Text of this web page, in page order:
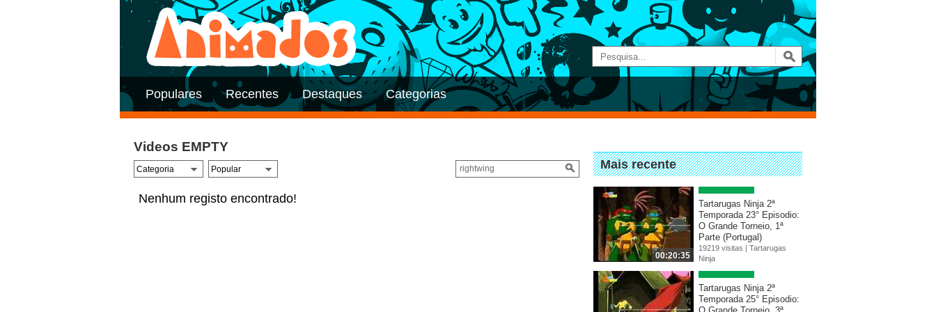
Populares Recentes Destaques Categorias
Videos EMPTY
Nenhum registo encontrado!
Mais recente
00:20:35
Tartarugas Ninja 2ª
Temporada 23° Episodio:
O Grande Torneio, 1ª
Parte (Portugal)
19219 visitas | Tartarugas
Ninja
Tartarugas Ninja 2ª
Temporada 25° Episodio: